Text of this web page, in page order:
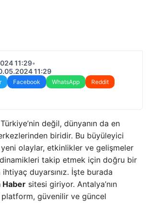
11:29•
11:29
Facebook WhatsApp
Reddit
değil, dünyanın da en
biridir. Bu büyüleyici
olaylar, etkinlikler ve gelişmeler
dinamikleri takip etmek için doğru bir
ihtiyaç duyarsınız. İşte burada
Haber sitesi giriyor. Antalya’nın
platform, güvenilir ve güncel